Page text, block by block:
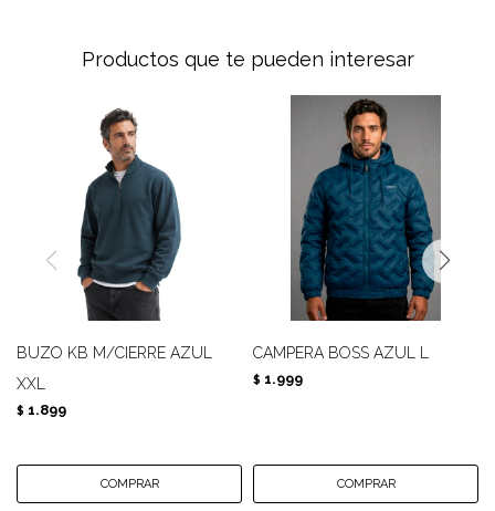
Productos que te pueden interesar
BUZO KB M/CIERRE AZUL
XXL
$ 1.899
CAMPERA BOSS AZUL L
$ 1.999